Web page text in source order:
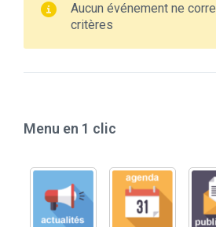
Aucun événement ne
critères
Menu en 1 clic